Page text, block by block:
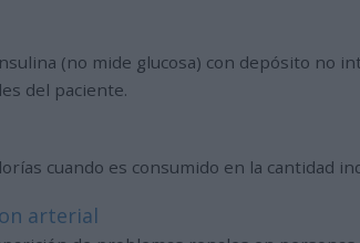
(no mide glucosa) con depósito no
del paciente.
cuando es consumido en la cantidad
arterial